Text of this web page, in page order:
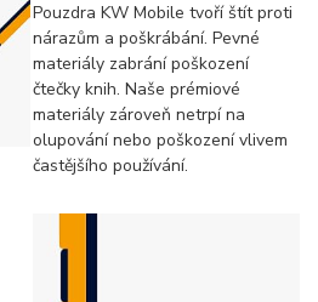
Pouzdra KW Mobile tvoří štít proti
nárazům a poškrábání. Pevné
materiály zabrání poškození
čtečky knih. Naše prémiové
materiály zároveň netrpí na
olupování nebo poškození vlivem
častějšího používání.